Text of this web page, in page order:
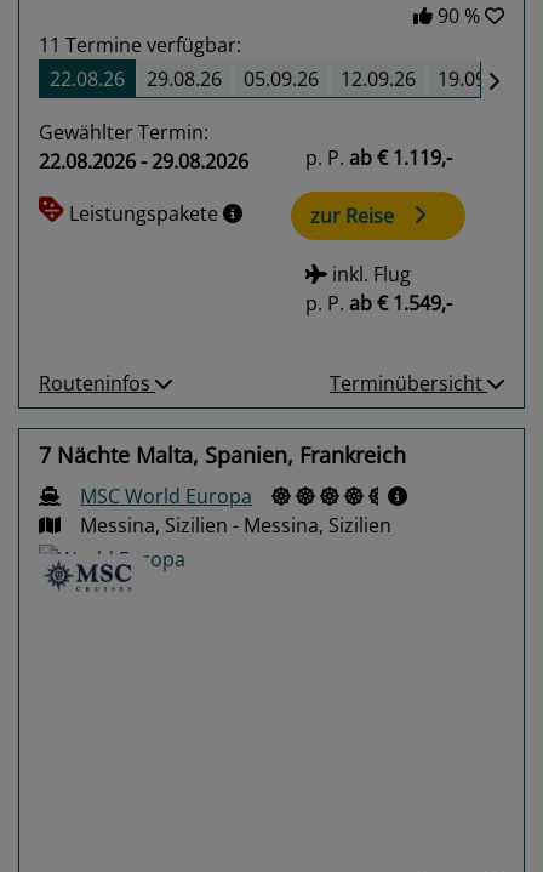
90 %
11 Termine verfügbar:
22.08.26
29.08.26 05.09.26 12.09.26 19.09.26
Gewählter Termin:
22.08.2026 - 29.08.2026
Leistungspakete
p. P. ab€ 1.119,-
zur Reise
inkl. Flug
p. P. ab€ 1.549,-
Routeninfos Terminübersicht
7 Nächte Malta, Spanien, Frankreich
MSC World Europa
Messina, Sizilien - Messina, Sizilien